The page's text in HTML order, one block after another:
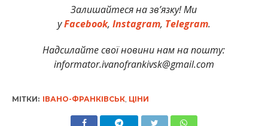
Залишайтеся на зв’язку! Ми
уFacebook, Instagram, Telegram.
Надсилайте свої новини нам на пошту:
informator.ivanofrankivsk@gmail.com
МІТКИ: ІВАНО-ФРАНКІВСЬК, ЦІНИ